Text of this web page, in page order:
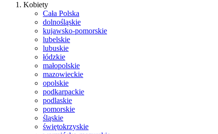
Kobiety
Cała Polska
dolnośląskie
kujawsko-pomorskie
lubelskie
lubuskie
łódzkie
małopolskie
mazowieckie
opolskie
podkarpackie
podlaskie
pomorskie
śląskie
świętokrzyskie